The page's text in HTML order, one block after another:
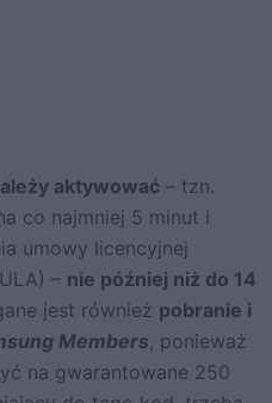
aktywować – tzn.
co najmniej 5 minut i
umowy licencyjnej
– nie później niż do 14
jest również pobranie i
Members, ponieważ
na gwarantowane 250